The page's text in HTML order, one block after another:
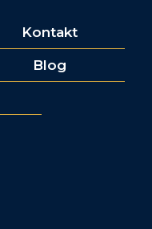
Kontakt
Blog